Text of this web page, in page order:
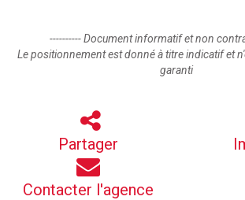
---------- Document informatif et non
Le positionnement est donné à titre indicatif et
garanti
Partager
Contacter l'agence